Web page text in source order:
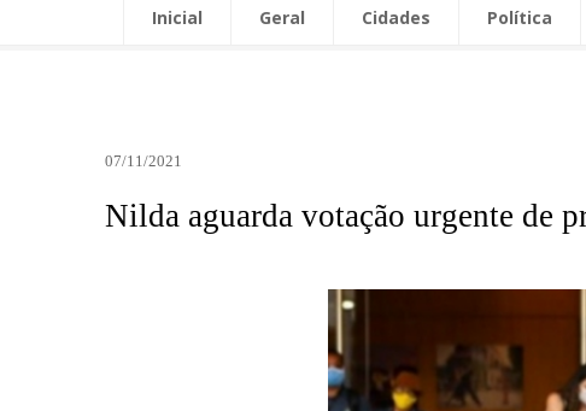
Inicial Geral Cidades Política
07/11/2021
Nilda aguarda votação urgente de